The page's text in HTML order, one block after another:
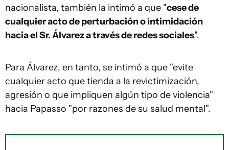
nacionalista, también la intimó a que "cese de
cualquier acto de perturbación o intimidación
hacia el Sr. Álvarez a través de redes sociales".
Para Álvarez, en tanto, se intimó a que "evite
cualquier acto que tienda a la revictimización,
agresión o que impliquen algún tipo de violencia"
hacia Papasso "por razones de su salud mental".